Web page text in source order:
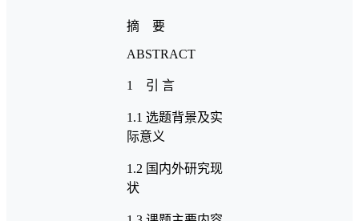
摘 要
ABSTRACT
1 引 言
1.1 选题背景及实
际意义
1.2 国内外研究现
状